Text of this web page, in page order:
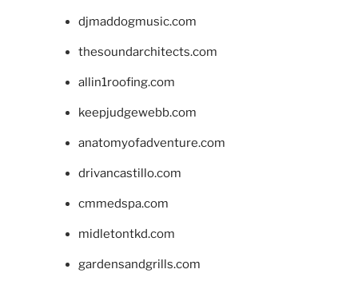
djmaddogmusic.com
thesoundarchitects.com
allin1roofing.com
keepjudgewebb.com
anatomyofadventure.com
drivancastillo.com
cmmedspa.com
midletontkd.com
gardensandgrills.com